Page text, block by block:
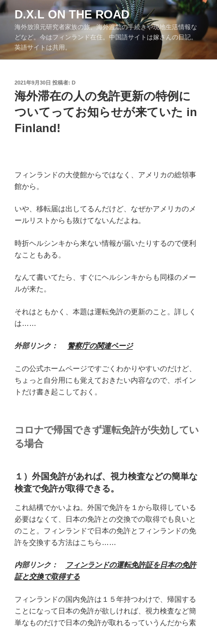
コ
ン
ツ
D.X.L ON THE ROAD
海外放浪元研究者家族の旅。海外渡航の手続きや現地生活情報な
どなど。今はフィンランド在住。中国語サイトは嫁さんの日記。
英語サイトは共用。
投
稿
日:
2021年9月30日 投稿者: D
海外滞在の人の免許更新の特例に
ついてってお知らせが来ていた in
Finland!
フィンランドの大使館からではなく、アメリカの総領事
館から。
いや、移転届は出してるんだけど、なぜかアメリカのメ
ールリストからも抜けてないんだよね。
時折ヘルシンキから来ない情報が届いたりするので便利
なこともある。
なんて書いてたら、すぐにヘルシンキからも同様のメー
ルが来た。
それはともかく、本題は運転免許の更新のこと。詳しく
は……
外部リンク： 警察庁の関連ページ
この公式ホームページですごくわかりやすいのだけど、
ちょっと自分用にも覚えておきたい内容なので、ポイン
トだけ書き起こしておく。
コロナで帰国できず運転免許が失効してい
る場合
１）外国免許があれば、視力検査などの簡単な
検査で免許が取得できる。
これ結構でかいよね。外国で免許を１から取得している
必要はなくて、日本の免許との交換での取得でも良いと
のこと。フィンランドで日本の免許とフィンランドの免
許を交換する方法はこちら……
内部リンク：
フィンランドの運転免許証を日本の免許
証と交換で取得する
フィンランドの国内免許は１５年持つわけで、帰国する
ことになって日本の免許が欲しければ、視力検査など簡
単なものだけで日本の免許が取れるっていうんだから素